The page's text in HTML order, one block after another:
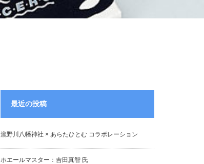
最近の投稿
瀧野川八幡神社 × あらたひとむ コラボレーション
ホエールマスター：吉田真智 氏